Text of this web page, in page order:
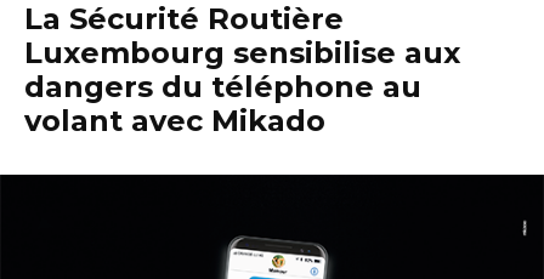
La Sécurité Routière
Luxembourg sensibilise aux
dangers du téléphone au
volant avec Mikado